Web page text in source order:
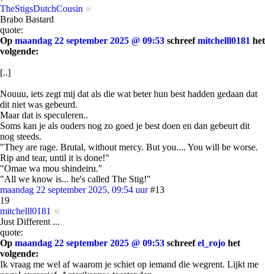
TheStigsDutchCousin
Brabo Bastard
quote:
Op maandag 22 september 2025 @ 09:53 schreefmitchelll0181 het
volgende:
[..]
Nouuu, iets zegt mij dat als die wat beter hun best hadden gedaan dat
dit niet was gebeurd.
Maar dat is speculeren..
Soms kan je als ouders nog zo goed je best doen en dan gebeurt dit
nog steeds.
"They are rage. Brutal, without mercy. But you.... You will be worse.
Rip and tear, until it is done!"
"Omae wa mou shindeiru."
"All we know is... he's called The Stig!"
maandag 22 september 2025, 09:54 uur #13
19
mitchelll0181
Just Different ...
quote:
Op maandag 22 september 2025 @ 09:53 schreefel_rojo het
volgende:
Ik vraag me wel af waarom je schiet op iemand die wegrent. Lijkt me